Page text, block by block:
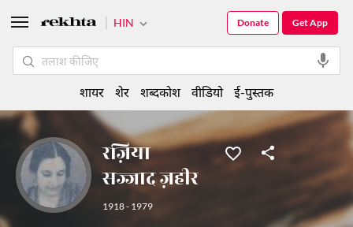
रज़िया
सज्जाद ज़हीर
1918 - 1979
HIN Get App
Donate
शायर शेर शब्दकोश वीडियो ई-पुस्तक